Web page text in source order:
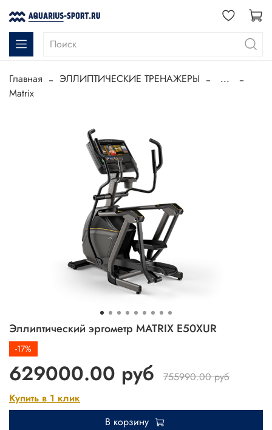
Главная ЭЛЛИПТИЧЕСКИЕ ТРЕНАЖЕРЫ
...
Matrix
Эллиптический эргометр MATRIX E50XUR
-17%
629000.00 руб
755990.00 руб
Купить в 1 клик
В корзину